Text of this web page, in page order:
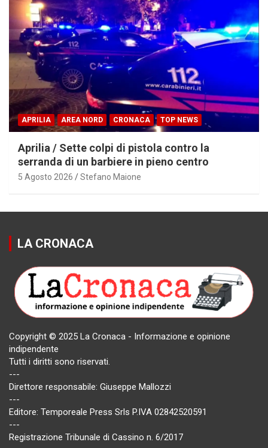
APRILIA AREA NORD CRONACA TOP NEWS
Aprilia / Sette colpi di pistola contro la
serranda di un barbiere in pieno centro
5 Agosto 2026 Stefano Maione
LA CRONACA
Copyright © 2025 La Cronaca - Informazione e opinione
indipendente
Tutti i diritti sono riservati.
---
Direttore responsabile: Giuseppe Mallozzi
---
Editore: Temporeale Press Srls P.IVA 02842520591
---
Registrazione Tribunale di Cassino n. 6/2017